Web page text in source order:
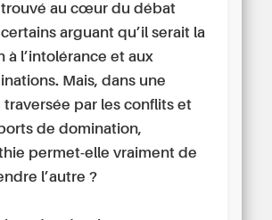
au cœur du débat
arguant qu’il serait la
à l’intolérance et aux
Mais, dans une
traversée par les conflits et
de domination,
permet-elle vraiment de
l’autre ?